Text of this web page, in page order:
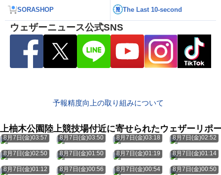
SORASHOP The Last 10-second
ウェザーニュース公式SNS
予報精度向上の取り組みについて
上柚木公園陸上競技場付近に寄せられたウェザーリポ
8月7日(金)03:57 8月7日(金)03:50 8月7日(金)03:18 8月7日(金)02:52
8月7日(金)02:50 8月7日(金)01:50 8月7日(金)01:19 8月7日(金)01:14
8月7日(金)01:12 8月7日(金)00:56 8月7日(金)00:54 8月7日(金)00:50